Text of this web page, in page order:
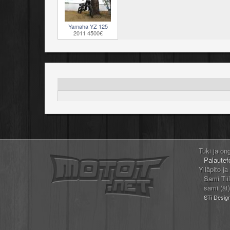
Yamaha YZ 125
2011 4500€
Tuki ja
Ylläpito
Sami
sami
STi